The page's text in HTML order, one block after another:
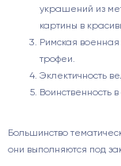
украшений из
картины в
Римская
трофеи.
Эклектичность
Воинственность
Большинство
они выполняются под